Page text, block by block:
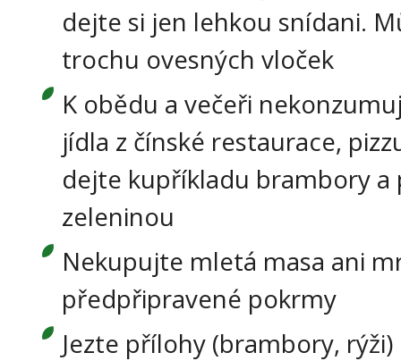
dejte si jen lehkou snídani.
trochu ovesných vloček
K obědu a večeři
jídla z čínské restaurace,
dejte kupříkladu brambory a
zeleninou
Nekupujte mletá masa ani
předpřipravené pokrmy
Jezte přílohy (brambory, rýži)